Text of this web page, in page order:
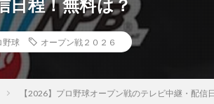
日程！無料は？
野球 オープン戦２０２６
【2026】プロ野球オープン戦のテレビ中継・配信